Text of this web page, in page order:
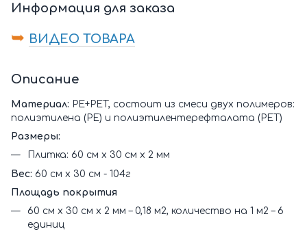
Информация для заказа
➥ ВИДЕО ТОВАРА
Описание
Материал: PE+PET, состоит из смеси двух полимеров:
полиэтилена (PE) и полиэтилентерефталата (PET)
Размеры:
Плитка: 60 см х 30 см х 2 мм
Вес: 60 см х 30 см - 104г
Площадь покрытия
60 см х 30 см х 2 мм – 0,18 м2, количество на 1 м2 – 6
единиц